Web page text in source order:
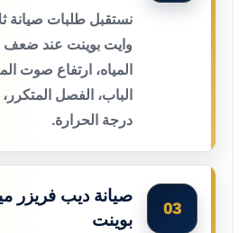
نستقبل طلبات صيانة
وايت بوينت عند ضعف
المياه، ارتفاع صوت
الباب، الفصل
درجة الحرارة.
03
صيانة ديب فريزر
بوينت